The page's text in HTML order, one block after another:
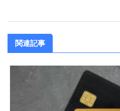
関連記事